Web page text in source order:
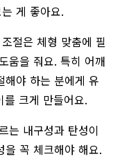
게 좋아요.
절은 체형 맞춤에 필
움을 줘요. 특히 어깨
해야 하는 분에게 유
를 크게 만들어요.
는 내구성과 탄성이
을 꼭 체크해야 해요.